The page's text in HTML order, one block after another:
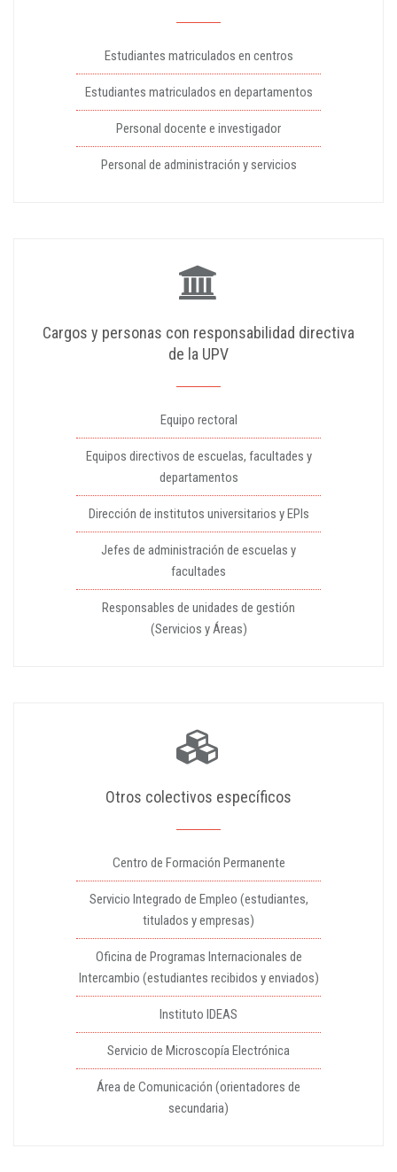
Estudiantes matriculados en centros
Estudiantes matriculados en departamentos
Personal docente e investigador
Personal de administración y servicios
Cargos y personas con responsabilidad directiva
de la UPV
Equipo rectoral
Equipos directivos de escuelas, facultades y
departamentos
Dirección de institutos universitarios y EPIs
Jefes de administración de escuelas y
facultades
Responsables de unidades de gestión
(Servicios y Áreas)
Otros colectivos específicos
Centro de Formación Permanente
Servicio Integrado de Empleo (estudiantes,
titulados y empresas)
Oficina de Programas Internacionales de
Intercambio (estudiantes recibidos y enviados)
Instituto IDEAS
Servicio de Microscopía Electrónica
Área de Comunicación (orientadores de
secundaria)